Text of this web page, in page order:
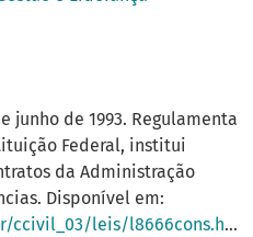
junho de 1993. Regulamenta
Federal, institui
da Administração
Disponível em:
leis/l8666cons.htm